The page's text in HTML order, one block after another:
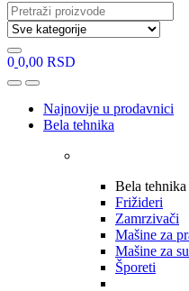
Search
for:
0 0,00 RSD
OpenClose
Najnovije u prodavnici
Bela tehnika
Bela tehnika
Frižideri
Zamrzivači
Mašine za
Mašine za
Šporeti